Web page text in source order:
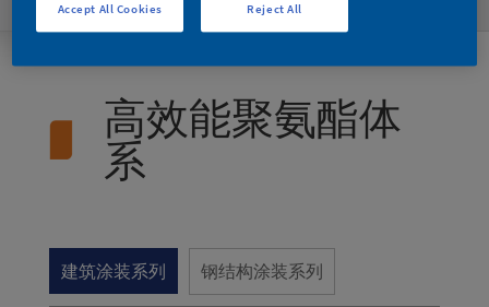
高效能聚氨酯体
系
建筑涂装系列 钢结构涂装系列
Reject All
Accept All Cookies